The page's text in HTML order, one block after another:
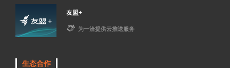
友盟+
 为一洽提供云推送服务
生态合作